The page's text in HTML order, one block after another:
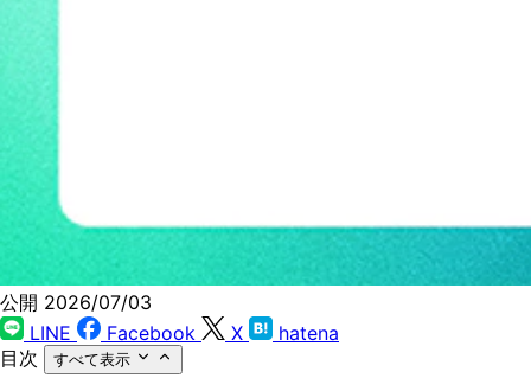
公開 2026/07/03
LINE
Facebook X
hatena
目次
すべて表示